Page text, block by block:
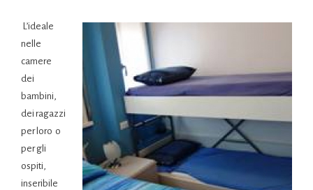
L’ideale
nelle
camere
dei
bambini,
dei ragazzi
per loro o
per gli
ospiti,
inseribile